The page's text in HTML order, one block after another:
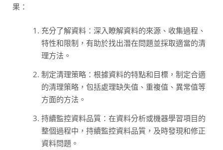
果：
充分了解資料：深入瞭解資料的來源、收集過程、
特性和限制，有助於找出潛在問題並採取適當的清
理方法。
制定清理策略：根據資料的特點和目標，制定合適
的清理策略，包括處理缺失值、重複值、異常值等
方面的方法。
持續監控資料品質：在資料分析或機器學習項目的
整個過程中，持續監控資料品質，及時發現和修正
資料問題。